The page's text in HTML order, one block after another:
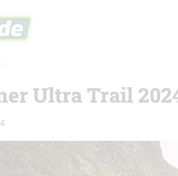
Ultra Trail